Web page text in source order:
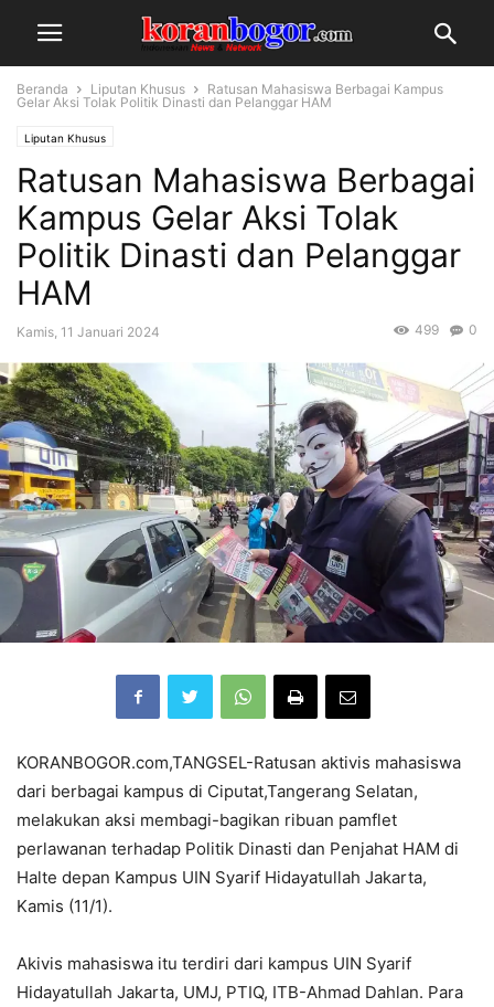
Beranda Liputan Khusus
Ratusan Mahasiswa Berbagai Kampus
Gelar Aksi Tolak Politik Dinasti dan Pelanggar HAM
Liputan Khusus
Ratusan Mahasiswa Berbagai
Kampus Gelar Aksi Tolak
Politik Dinasti dan Pelanggar
HAM
Kamis, 11 Januari 2024 0
499
KORANBOGOR.com,TANGSEL-Ratusan aktivis mahasiswa
dari berbagai kampus di Ciputat,Tangerang Selatan,
melakukan aksi membagi-bagikan ribuan pamflet
perlawanan terhadap Politik Dinasti dan Penjahat HAM di
Halte depan Kampus UIN Syarif Hidayatullah Jakarta,
Kamis (11/1).
Akivis mahasiswa itu terdiri dari kampus UIN Syarif
Hidayatullah Jakarta, UMJ, PTIQ, ITB-Ahmad Dahlan. Para